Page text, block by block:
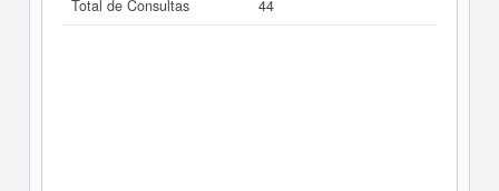
Total de Consultas
44